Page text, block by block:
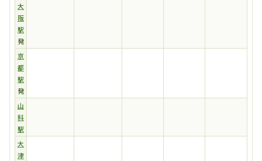
大
阪
駅
発
京
都
駅
発
山
科
駅
大
津